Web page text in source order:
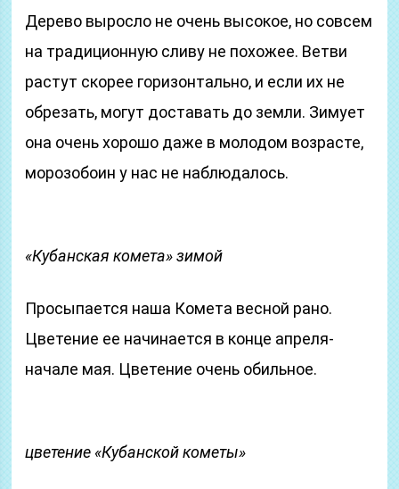
Дерево выросло не очень высокое, но совсем
на традиционную сливу не похожее. Ветви
растут скорее горизонтально, и если их не
обрезать, могут доставать до земли. Зимует
она очень хорошо даже в молодом возрасте,
морозобоин у нас не наблюдалось.
«Кубанская комета» зимой
Просыпается наша Комета весной рано.
Цветение ее начинается в конце апреля-
начале мая. Цветение очень обильное.
цветение «Кубанской кометы»